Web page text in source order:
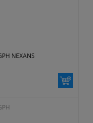
NEXANS